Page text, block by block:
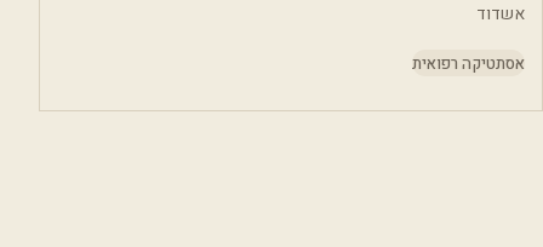
אשדוד
אסתטיקה רפואית